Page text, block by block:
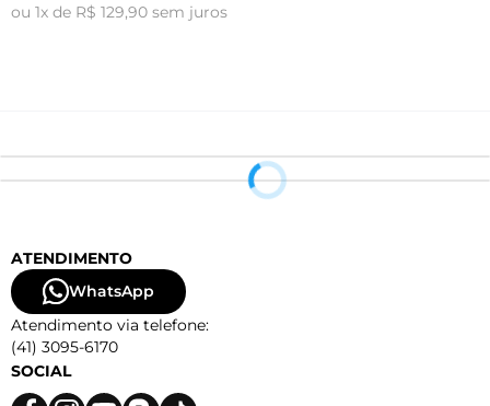
ou 1x de R$ 129,90 sem juros
ATENDIMENTO
WhatsApp
Atendimento via telefone:
(41) 3095-6170
SOCIAL